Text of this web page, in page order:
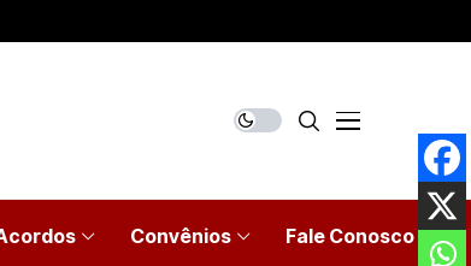
Convênios Fale Conosco